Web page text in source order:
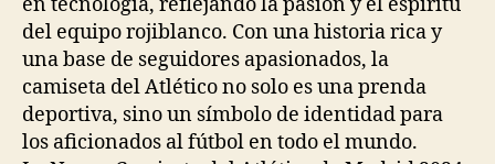
del equipo rojiblanco. Con una historia rica y
una base de seguidores apasionados, la
camiseta del Atlético no solo es una prenda
deportiva, sino un símbolo de identidad para
los aficionados al fútbol en todo el mundo.